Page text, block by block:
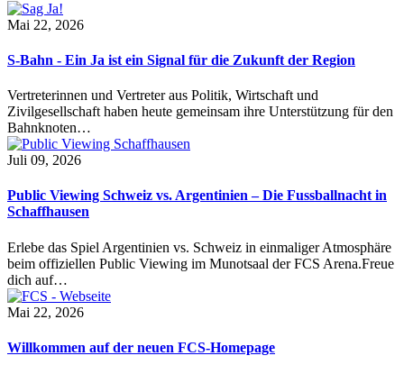
Mai 22, 2026
S-Bahn - Ein Ja ist ein Signal für die Zukunft der Region
Vertreterinnen und Vertreter aus Politik, Wirtschaft und
Zivilgesellschaft haben heute gemeinsam ihre Unterstützung für den
Bahnknoten…
Juli 09, 2026
Public Viewing Schweiz vs. Argentinien – Die Fussballnacht in
Schaffhausen
Erlebe das Spiel Argentinien vs. Schweiz in einmaliger Atmosphäre
beim offiziellen Public Viewing im Munotsaal der FCS Arena.Freue
dich auf…
Mai 22, 2026
Willkommen auf der neuen FCS-Homepage